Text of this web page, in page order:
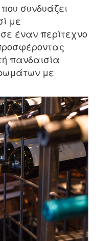
συνδυάζει
με
έναν περίτεχνο
πανδαισία
με